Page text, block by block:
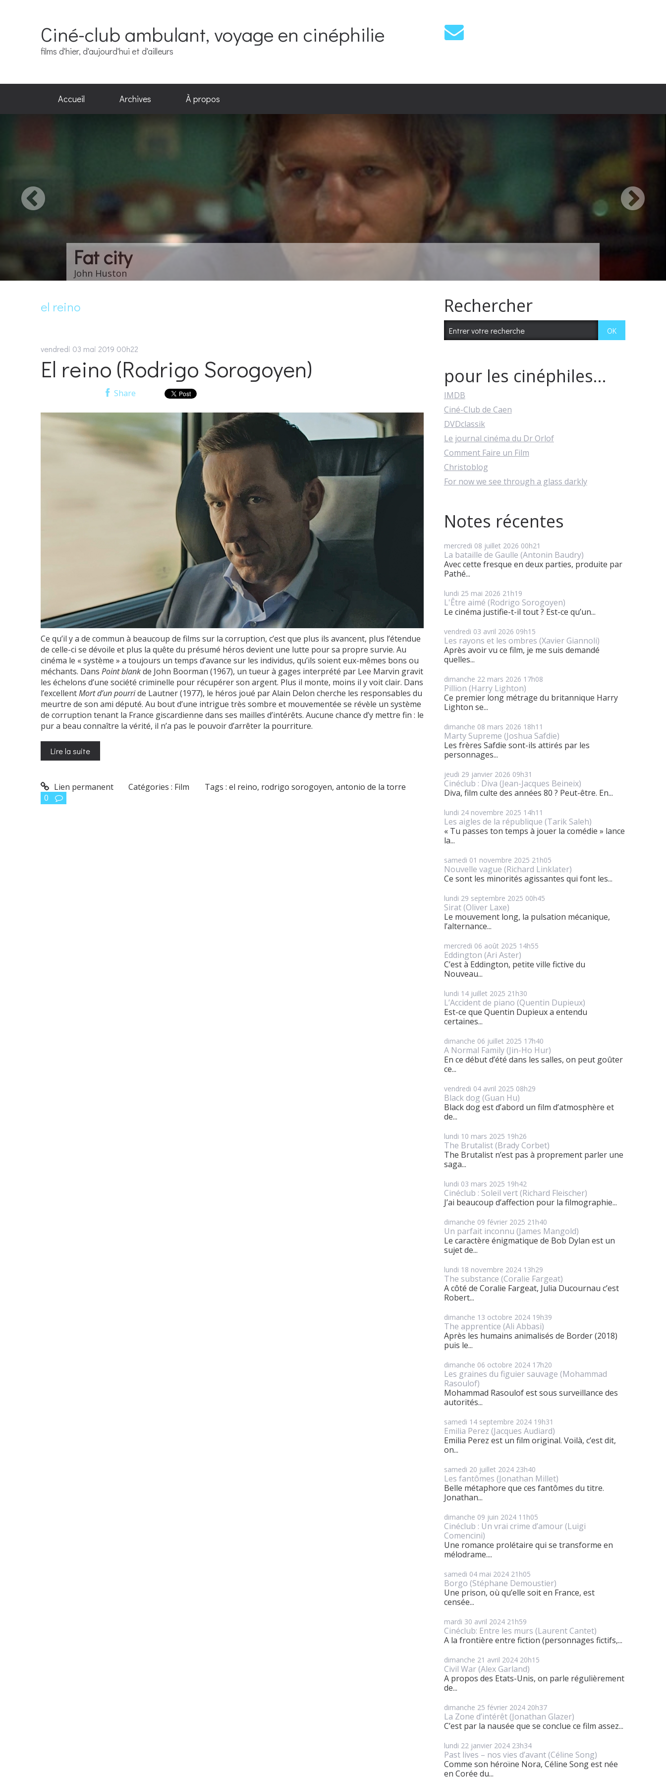
Ciné-club ambulant, voyage en cinéphilie
films d'hier, d'aujourd'hui et d'ailleurs
Accueil Archives À propos
Les choses de la vie
Claude Sautet
el reino
vendredi 03 mai 2019 00h22
El reino (Rodrigo Sorogoyen)
Share
Ce qu’il y a de commun à beaucoup de films sur la corruption, c’est que plus ils avancent, plus l’étendue
de celle-ci se dévoile et plus la quête du présumé héros devient une lutte pour sa propre survie. Au
cinéma le « système » a toujours un temps d’avance sur les individus, qu’ils soient eux-mêmes bons ou
méchants. Dans Point blankde John Boorman (1967), un tueur à gages interprété par Lee Marvin gravit
les échelons d’une société criminelle pour récupérer son argent. Plus il monte, moins il y voit clair. Dans
l’excellentMort d’un pourride Lautner (1977), le héros joué par Alain Delon cherche les responsables du
meurtre de son ami député. Au bout d’une intrigue très sombre et mouvementée se révèle un système
de corruption tenant la France giscardienne dans ses mailles d’intérêts. Aucune chance d’y mettre fin : le
pur a beau connaître la vérité, il n’a pas le pouvoir d’arrêter la pourriture.
Lire la suite
Lien permanent Catégories : Film Tags :el reino, rodrigo sorogoyen,antonio de la torre
0
Rechercher
pour les cinéphiles...
IMDB
Ciné-Club de Caen
DVDclassik
Le journal cinéma du Dr Orlof
Comment Faire un Film
Christoblog
For now we see through a glass darkly
Notes récentes
mercredi 08 juillet 2026 00h21
La bataille de Gaulle (Antonin Baudry)
Avec cette fresque en deux parties, produite par
Pathé...
lundi 25 mai 2026 21h19
L'Être aimé (Rodrigo Sorogoyen)
Le cinéma justifie-t-il tout ? Est-ce qu’un...
vendredi 03 avril 2026 09h15
Les rayons et les ombres (Xavier Giannoli)
Après avoir vu ce film, je me suis demandé
quelles...
dimanche 22 mars 2026 17h08
Pillion (Harry Lighton)
Ce premier long métrage du britannique Harry
Lighton se...
dimanche 08 mars 2026 18h11
Marty Supreme (Joshua Safdie)
Les frères Safdie sont-ils attirés par les
personnages...
jeudi 29 janvier 2026 09h31
Cinéclub : Diva (Jean-Jacques Beineix)
Diva, film culte des années 80 ? Peut-être. En...
lundi 24 novembre 2025 14h11
Les aigles de la république (Tarik Saleh)
« Tu passes ton temps à jouer la comédie » lance
la...
samedi 01 novembre 2025 21h05
Nouvelle vague (Richard Linklater)
Ce sont les minorités agissantes qui font les...
lundi 29 septembre 2025 00h45
Sirat (Oliver Laxe)
Le mouvement long, la pulsation mécanique,
l’alternance...
mercredi 06 août 2025 14h55
Eddington (Ari Aster)
C’est à Eddington, petite ville fictive du
Nouveau...
lundi 14 juillet 2025 21h30
L’Accident de piano (Quentin Dupieux)
Est-ce que Quentin Dupieux a entendu
certaines...
dimanche 06 juillet 2025 17h40
A Normal Family (Jin-Ho Hur)
En ce début d’été dans les salles, on peut goûter
ce...
vendredi 04 avril 2025 08h29
Black dog (Guan Hu)
Black dog est d’abord un film d’atmosphère et
de...
lundi 10 mars 2025 19h26
The Brutalist (Brady Corbet)
The Brutalist n’est pas à proprement parler une
saga...
lundi 03 mars 2025 19h42
Cinéclub : Soleil vert (Richard Fleischer)
J’ai beaucoup d’affection pour la filmographie...
dimanche 09 février 2025 21h40
Un parfait inconnu (James Mangold)
Le caractère énigmatique de Bob Dylan est un
sujet de...
lundi 18 novembre 2024 13h29
The substance (Coralie Fargeat)
A côté de Coralie Fargeat, Julia Ducournau c’est
Robert...
dimanche 13 octobre 2024 19h39
The apprentice (Ali Abbasi)
Après les humains animalisés de Border (2018)
puis le...
dimanche 06 octobre 2024 17h20
Les graines du figuier sauvage (Mohammad
Rasoulof)
Mohammad Rasoulof est sous surveillance des
autorités...
samedi 14 septembre 2024 19h31
Emilia Perez (Jacques Audiard)
Emilia Perez est un film original. Voilà, c’est dit,
on...
samedi 20 juillet 2024 23h40
Les fantômes (Jonathan Millet)
Belle métaphore que ces fantômes du titre.
Jonathan...
dimanche 09 juin 2024 11h05
Cinéclub : Un vrai crime d’amour (Luigi
Comencini)
Une romance prolétaire qui se transforme en
mélodrame....
samedi 04 mai 2024 21h05
Borgo (Stéphane Demoustier)
Une prison, où qu’elle soit en France, est
censée...
mardi 30 avril 2024 21h59
Cinéclub: Entre les murs (Laurent Cantet)
A la frontière entre fiction (personnages fictifs,...
dimanche 21 avril 2024 20h15
Civil War (Alex Garland)
A propos des Etats-Unis, on parle régulièrement
de...
dimanche 25 février 2024 20h37
La Zone d’intérêt (Jonathan Glazer)
C’est par la nausée que se conclue ce film assez...
lundi 22 janvier 2024 23h34
Past lives – nos vies d’avant (Céline Song)
Comme son héroïne Nora, Céline Song est née
en Corée du...